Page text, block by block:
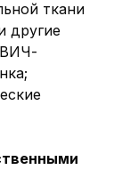
ткани
другие
ВИЧ-